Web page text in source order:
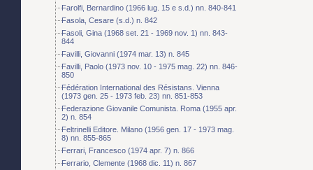
Farolfi, Bernardino (1966 lug. 15 e s.d.) nn. 840-841
Fasola, Cesare (s.d.) n. 842
Fasoli, Gina (1968 set. 21 - 1969 nov. 1) nn. 843-
844
Favilli, Giovanni (1974 mar. 13) n. 845
Favilli, Paolo (1973 nov. 10 - 1975 mag. 22) nn. 846-
850
Fédération International des Résistans. Vienna
(1973 gen. 25 - 1973 feb. 23) nn. 851-853
Federazione Giovanile Comunista. Roma (1955 apr.
2) n. 854
Feltrinelli Editore. Milano (1956 gen. 17 - 1973 mag.
8) nn. 855-865
Ferrari, Francesco (1974 apr. 7) n. 866
Ferrario, Clemente (1968 dic. 11) n. 867